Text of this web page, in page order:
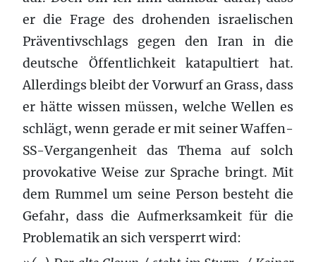
er die Frage des drohenden israelischen
Präventivschlags gegen den Iran in die
deutsche Öffentlichkeit katapultiert hat.
Allerdings bleibt der Vorwurf an Grass, dass
er hätte wissen müssen, welche Wellen es
schlägt, wenn gerade er mit seiner Waffen-
SS-Vergangenheit das Thema auf solch
provokative Weise zur Sprache bringt. Mit
dem Rummel um seine Person besteht die
Gefahr, dass die Aufmerksamkeit für die
Problematik an sich versperrt wird: